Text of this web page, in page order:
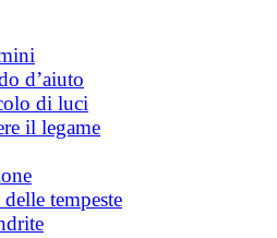
d’aiuto
di luci
il legame
tempeste